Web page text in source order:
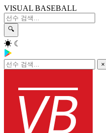
VISUAL BASEBALL
🔍
☀ ☾
×